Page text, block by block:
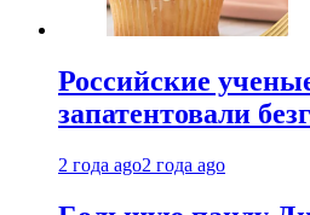
Российские
запатентовали
2 года ago2 года ago